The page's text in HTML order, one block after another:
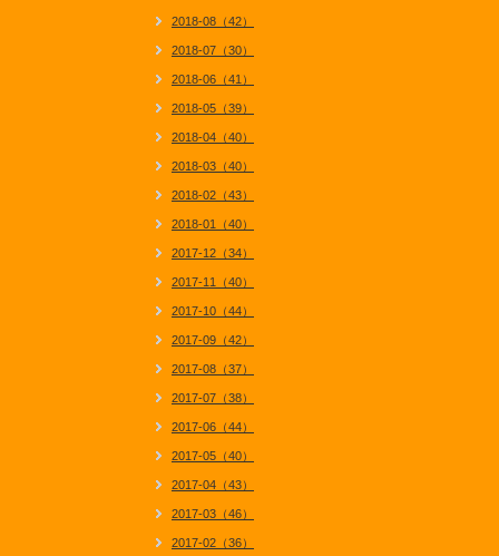
2018-08（42）
2018-07（30）
2018-06（41）
2018-05（39）
2018-04（40）
2018-03（40）
2018-02（43）
2018-01（40）
2017-12（34）
2017-11（40）
2017-10（44）
2017-09（42）
2017-08（37）
2017-07（38）
2017-06（44）
2017-05（40）
2017-04（43）
2017-03（46）
2017-02（36）